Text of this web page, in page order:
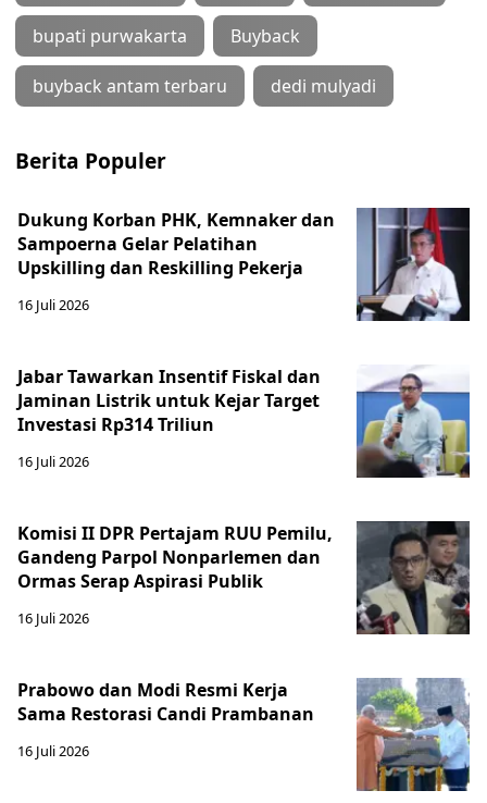
bupati purwakarta Buyback
buyback antam terbaru dedi mulyadi
Berita Populer
Dukung Korban PHK, Kemnaker dan
Sampoerna Gelar Pelatihan
Upskilling dan Reskilling Pekerja
16 Juli 2026
Jabar Tawarkan Insentif Fiskal dan
Jaminan Listrik untuk Kejar Target
Investasi Rp314 Triliun
16 Juli 2026
Komisi II DPR Pertajam RUU Pemilu,
Gandeng Parpol Nonparlemen dan
Ormas Serap Aspirasi Publik
16 Juli 2026
Prabowo dan Modi Resmi Kerja
Sama Restorasi Candi Prambanan
16 Juli 2026